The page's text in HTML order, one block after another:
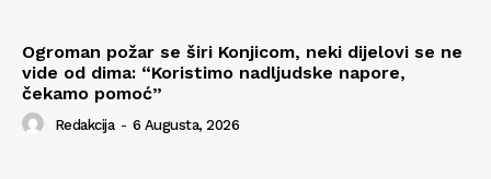
Ogroman požar se širi Konjicom, neki dijelovi se ne
vide od dima: “Koristimo nadljudske napore,
čekamo pomoć”
Redakcija - 6 Augusta, 2026